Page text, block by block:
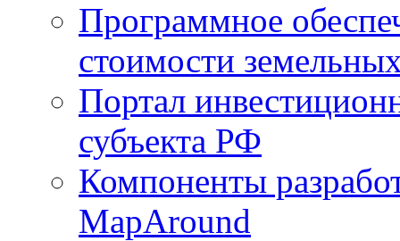
Программное
стоимости
Портал
субъекта РФ
Компоненты
MapAround